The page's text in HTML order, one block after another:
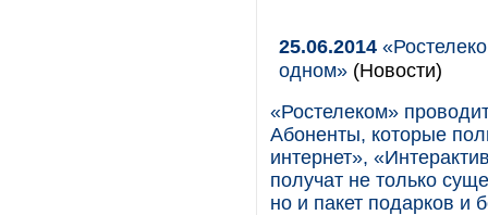
25.06.2014
одном» (Новости)
«Ростелеком»
Абоненты, которые
интернет»,
получат не только
но и пакет подарков и